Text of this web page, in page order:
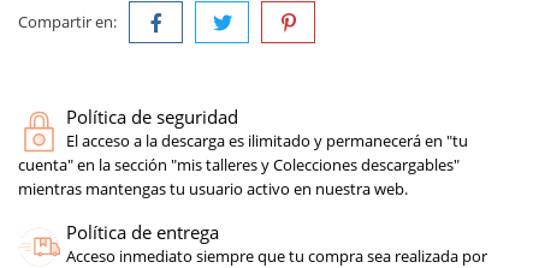
Compartir en:
Política de seguridad
El acceso a la descarga es ilimitado y permanecerá en "tu
cuenta" en la sección "mis talleres y Colecciones descargables"
mientras mantengas tu usuario activo en nuestra web.
Política de entrega
Acceso inmediato siempre que tu compra sea realizada por